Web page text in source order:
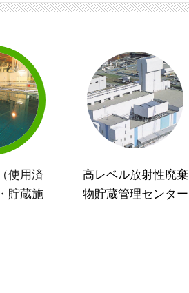
使用済
貯蔵施
高レベル放射性廃棄
物貯蔵管理センター